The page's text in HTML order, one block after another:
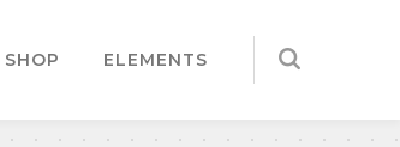
SHOP ELEMENTS